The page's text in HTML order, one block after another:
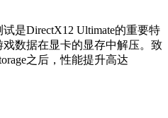
是DirectX12 Ultimate的重要特
数据在显卡的显存中解压。致
之后，性能提升高达